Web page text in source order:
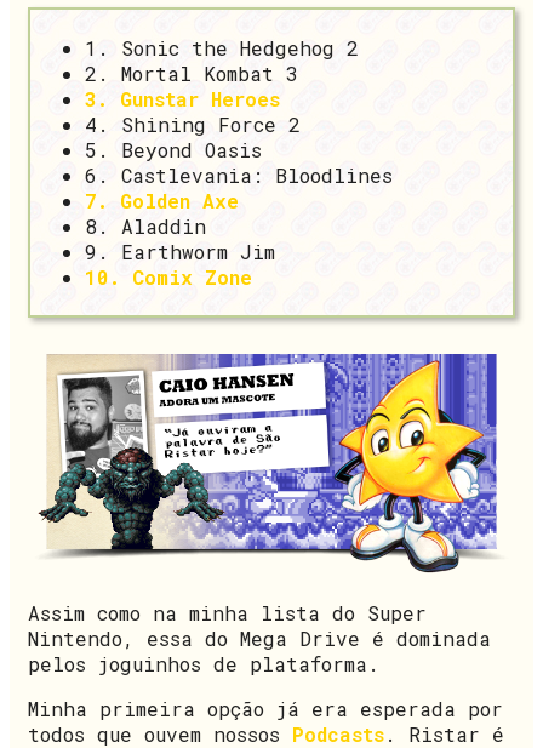
1. Sonic the Hedgehog 2
2. Mortal Kombat 3
3. Gunstar Heroes
4. Shining Force 2
5. Beyond Oasis
6. Castlevania: Bloodlines
7. Golden Axe
8. Aladdin
9. Earthworm Jim
10. Comix Zone
Assim como na minha lista do Super
Nintendo, essa do Mega Drive é dominada
pelos joguinhos de plataforma.
Minha primeira opção já era esperada por
todos que ouvem nossos Podcasts. Ristar é